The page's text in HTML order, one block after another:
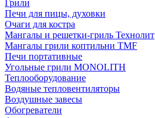
Грили
Печи для пицы, духовки
Очаги для костра
Мангалы и решетки-гриль Технолит
Мангалы грили коптильни TMF
Печи портативные
Угольные грили MONOLITH
Теплооборудование
Водяные тепловентиляторы
Воздушные завесы
Обогреватели